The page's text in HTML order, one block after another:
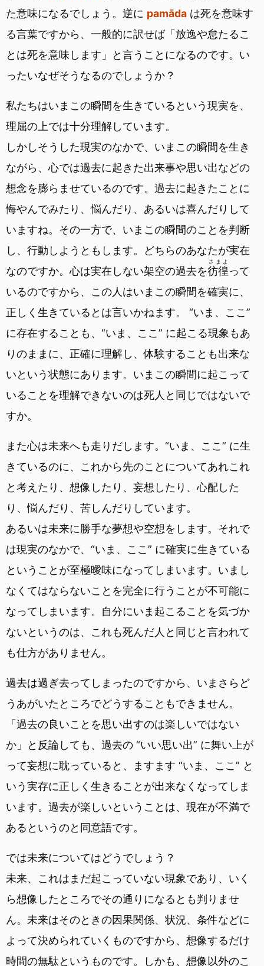
た意味になるでしょう。逆に pamāda は死を意味す
る言葉ですから、一般的に訳せば「放逸や怠たるこ
とは死を意味します」と言うことになるのです。い
ったいなぜそうなるのでしょうか？
私たちはいまこの瞬間を生きているという現実を、
理屈の上では十分理解しています。
しかしそうした現実のなかで、いまこの瞬間を生き
ながら、心では過去に起きた出来事や思い出などの
想念を膨らませているのです。過去に起きたことに
悔やんでみたり、悩んだり、あるいは喜んだりして
いますね。その一方で、いまこの瞬間のことを判断
し、行動しようともします。どちらのあなたが実在
なのですか。心は実在しない架空の過去を彷徨
さまよ
って
いるのですから、この人はいまこの瞬間を確実に、
正しく生きているとは言いかねます。 “いま、ここ”
に存在することも、“いま、ここ” に起こる現象もあ
りのままに、正確に理解し、体験することも出来な
いという状態にあります。いまこの瞬間に起こって
いることを理解できないのは死人と同じではないで
すか。
また心は未来へも走りだします。“いま、ここ” に生
きているのに、これから先のことについてあれこれ
と考えたり、想像したり、妄想したり、心配した
り、悩んだり、苦しんだりしています。
あるいは未来に勝手な夢想や空想をします。それで
は現実のなかで、“いま、ここ” に確実に生きている
ということが至極曖味になってしまいます。いまし
なくてはならないことを完全に行うことが不可能に
なってしまいます。自分にいま起こることを気づか
ないというのは、これも死んだ人と同じと言われて
も仕方がありません。
過去は過ぎ去ってしまったのですから、いまさらど
うあがいたところでどうすることもできません。
「過去の良いことを思い出すのは楽しいではない
か」と反論しても、過去の “いい思い出” に舞い上が
って妄想に耽っていると、ますます “いま、ここ” と
いう実存に正しく生きることが出来なくなってしま
います。過去が楽しいということは、現在が不満で
あるというのと同意語です。
では未来についてはどうでしょう？
未来、これはまだ起こっていない現象であり、いく
ら想像したところでその通りになるとも判りませ
ん。未来はそのときの因果関係、状況、条件などに
よって決められていくものですから、想像するだけ
時間の無駄というものです。しかも、想像以外のこ